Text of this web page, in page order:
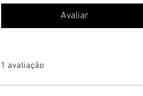
Avaliar
1 avaliação